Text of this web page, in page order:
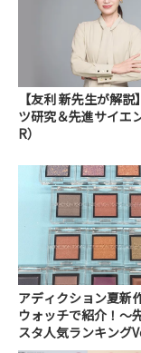
【友利 新先生が解説
ツ研究＆先進サイエ
R）
アディクション夏新
ウォッチで紹介！～
スタ人気ランキング